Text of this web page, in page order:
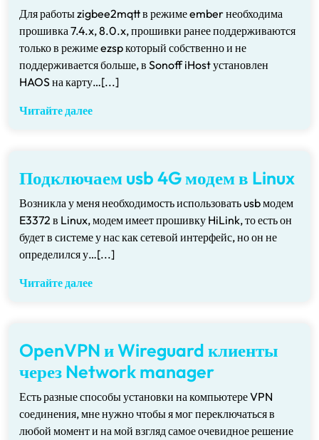
Для работы zigbee2mqtt в режиме ember необходима
прошивка 7.4.x, 8.0.x, прошивки ранее поддерживаются
только в режиме ezsp который собственно и не
поддерживается больше, в Sonoff iHost установлен
HAOS на карту…[...]
Читайте далее
Подключаем usb 4G модем в Linux
Возникла у меня необходимость использовать usb модем
E3372 в Linux, модем имеет прошивку HiLink, то есть он
будет в системе у нас как сетевой интерфейс, но он не
определился у…[...]
Читайте далее
OpenVPN и Wireguard клиенты
через Network manager
Есть разные способы установки на компьютере VPN
соединения, мне нужно чтобы я мог переключаться в
любой момент и на мой взгляд самое очевидное решение